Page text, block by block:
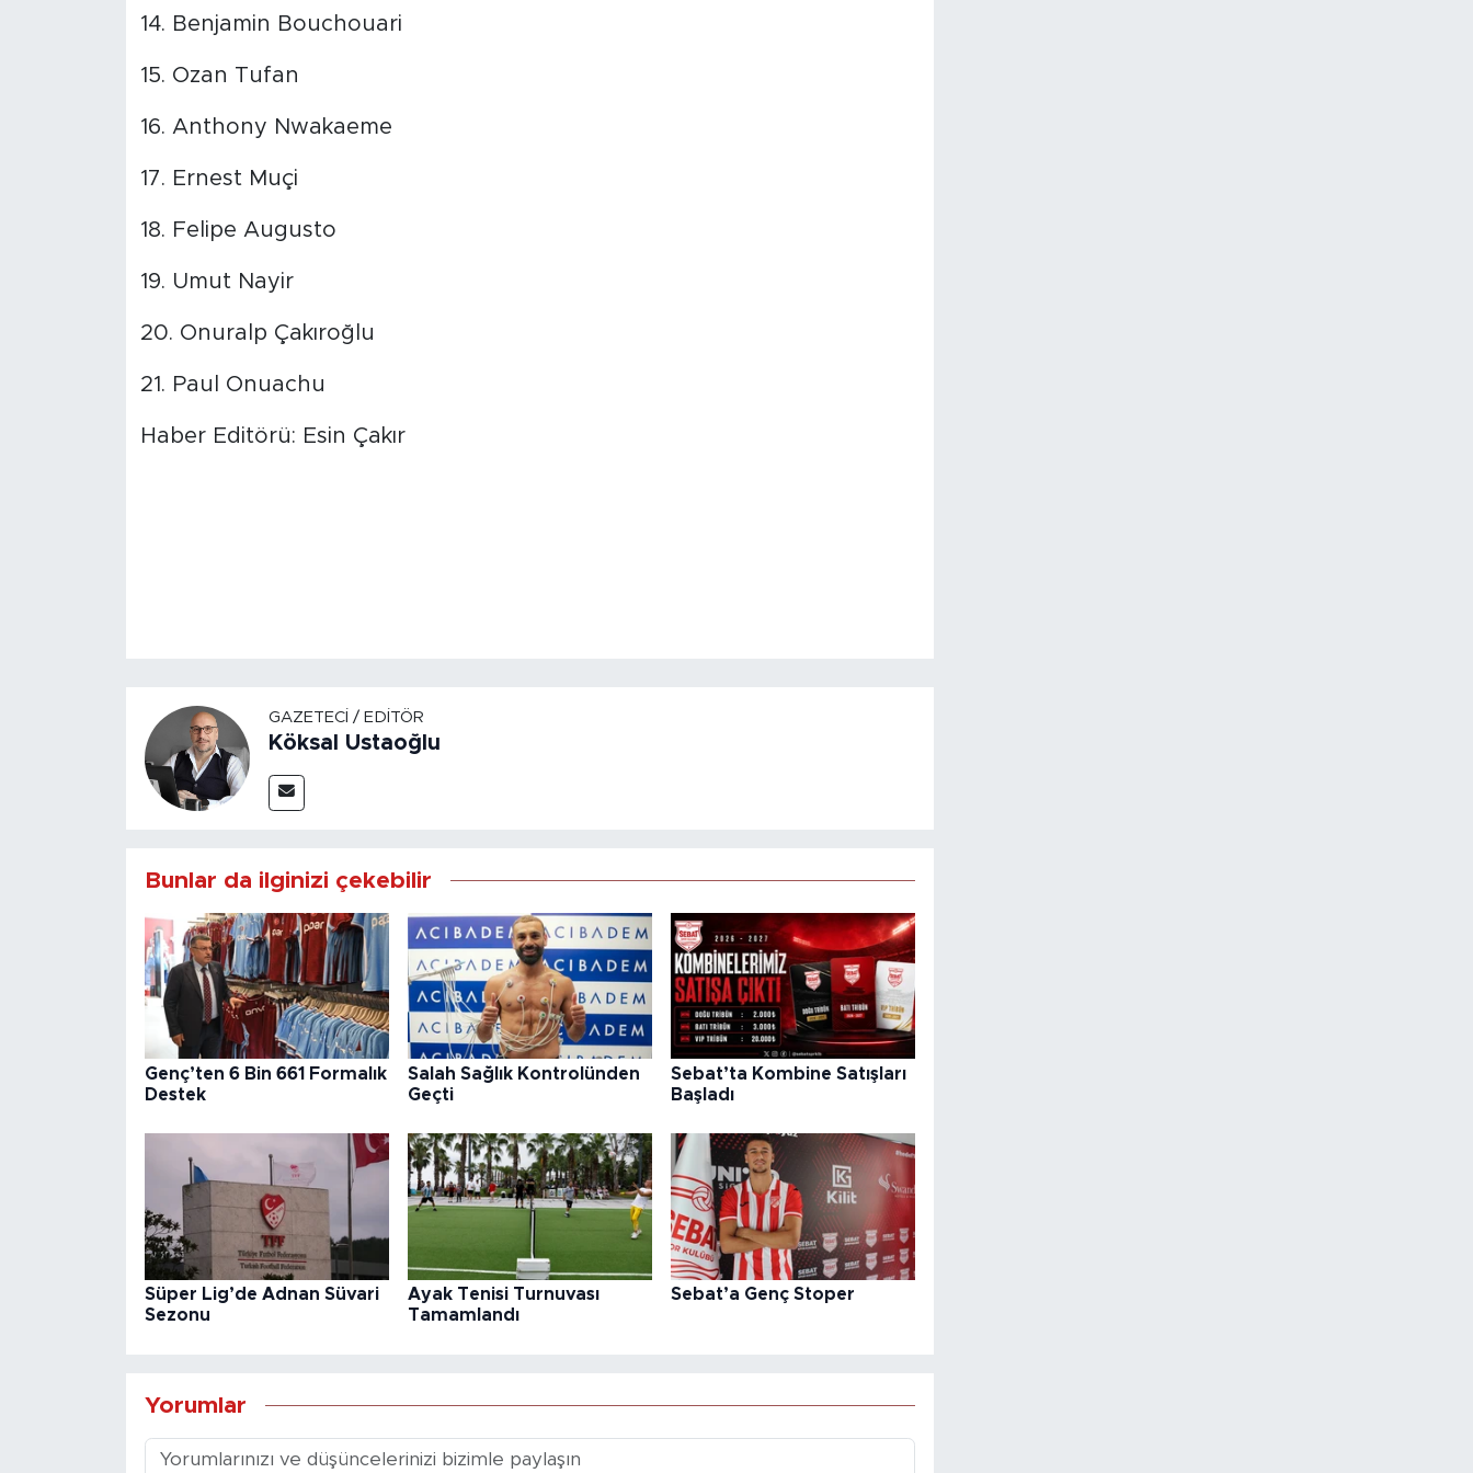
14. Benjamin Bouchouari
15. Ozan Tufan
16. Anthony Nwakaeme
17. Ernest Muçi
18. Felipe Augusto
19. Umut Nayir
20. Onuralp Çakıroğlu
21. Paul Onuachu
Haber Editörü: Esin Çakır
GAZETECI / EDITÖR
Köksal Ustaoğlu
Bunlar da ilginizi çekebilir
Genç’ten 6 Bin 661 Formalık
Destek
Salah Sağlık Kontrolünden
Geçti
Sebat’ta Kombine Satışları
Başladı
Süper Lig’de Adnan Süvari
Sezonu
Ayak Tenisi Turnuvası
Tamamlandı
Sebat’a Genç Stoper
Yorumlar